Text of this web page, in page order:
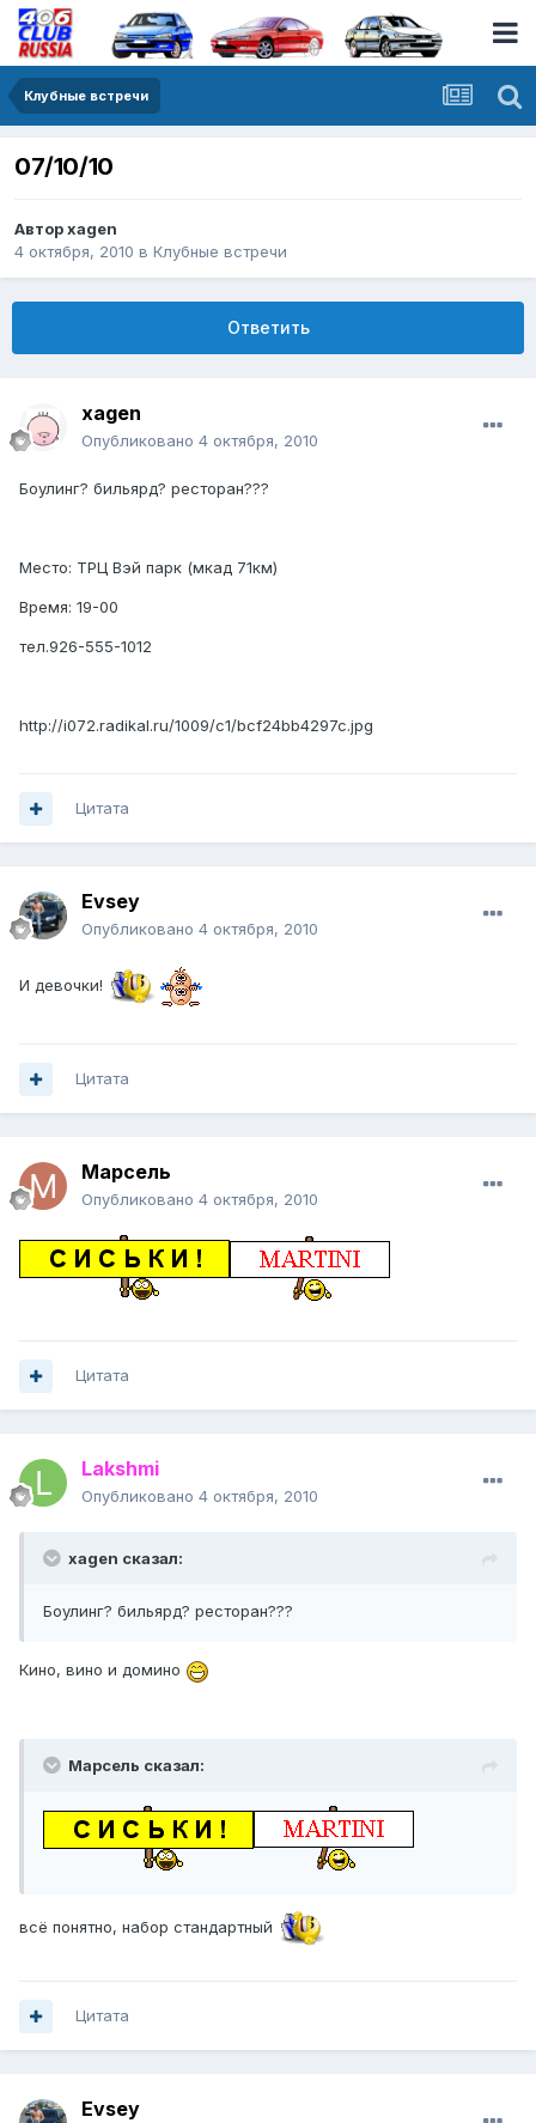
Клубные встречи
07/10/10
Авторxagen
4 октября, 2010 в Клубные встречи
Ответить
xagen
Опубликовано 4 октября, 2010
Боулинг? бильярд? ресторан???
Место: ТРЦ Вэй парк (мкад 71км)
Время: 19-00
тел.926-555-1012
http://i072.radikal.ru/1009/c1/bcf24bb4297c.jpg
Цитата
Evsey
Опубликовано 4 октября, 2010
И девочки!
Цитата
Марсель
Опубликовано 4 октября, 2010
Цитата
Lakshmi
Опубликовано 4 октября, 2010
xagen сказал:
Боулинг? бильярд? ресторан???
Кино, вино и домино
Марсель сказал:
всё понятно, набор стандартный
Цитата
Evsey